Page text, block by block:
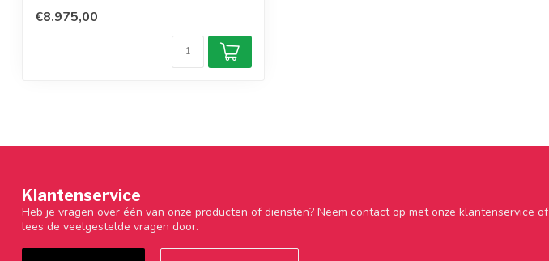
€8.975,00
Klantenservice
Heb je vragen over één van onze producten of diensten? Neem contact op met onze klantenservice of
lees de veelgestelde vragen door.